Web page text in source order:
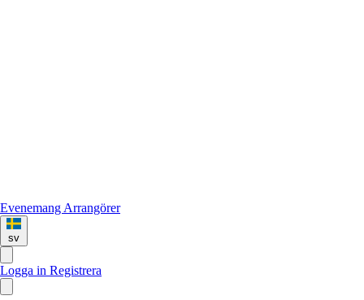
Evenemang Arrangörer
sv
Logga in Registrera